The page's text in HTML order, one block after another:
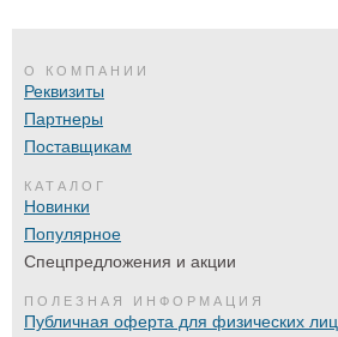
О КОМПАНИИ
Реквизиты
Партнеры
Поставщикам
КАТАЛОГ
Новинки
Популярное
Спецпредложения и акции
ПОЛЕЗНАЯ ИНФОРМАЦИЯ
Публичная оферта для физических лиц